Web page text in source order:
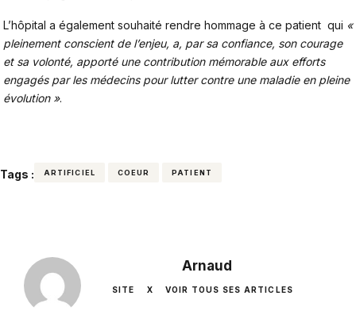
L’hôpital a également souhaité rendre hommage à ce patient qui «
pleinement conscient de l’enjeu, a, par sa confiance, son courage
et sa volonté, apporté une contribution mémorable aux efforts
engagés par les médecins pour lutter contre une maladie en pleine
évolution ».
Tags : ARTIFICIEL COEUR PATIENT
Arnaud
SITE X VOIR TOUS SES ARTICLES